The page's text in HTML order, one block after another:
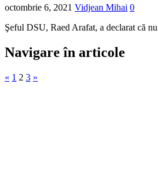
octombrie 6, 2021 Vidjean Mihai 0
Şeful DSU, Raed Arafat, a declarat că
Navigare în articole
« 1 2 3 »